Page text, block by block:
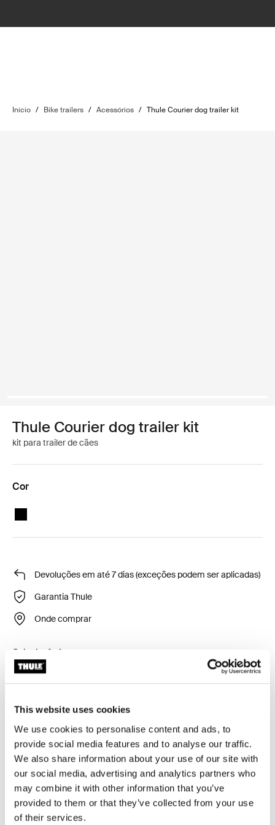
This website uses cookies
We use cookies to personalise content and ads, to
provide social media features and to analyse our traffic.
We also share information about your use of our site with
our social media, advertising and analytics partners who
may combine it with other information that you’ve
provided to them or that they’ve collected from your use
of their services.
Início / Bike trailers / Acessórios / Thule Courier dog trailer kit
Thule Courier dog trailer kit
kit para trailer de cães
Cor
Thule Courier dog trailer kit Preto
Devoluções em até 7 dias (exceções podem ser aplicadas)
Garantia Thule
Onde comprar
Calcular frete e prazo
Calcular
O Thule Courier Dog Trailer Kit proporciona um passeio
seguro e confortável para seu cão. Com ele, seu trailer
Thule Courier torna-se ainda mais versátil, permitindo
que você e seu amigo de quatro patas vivam uma vida
ativa ao ar livre e descubram juntos lugares novos e
empolgantes.